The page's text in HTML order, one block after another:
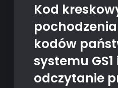
Kod
kodów
systemu
odczytanie